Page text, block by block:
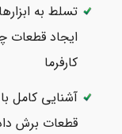
تسلط به
ایجاد قطعات
کارفرما
آشنایی کامل با
قطعات برش